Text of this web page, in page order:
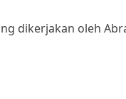
dikerjakan oleh